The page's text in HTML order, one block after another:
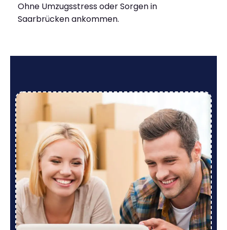
Ohne Umzugsstress oder Sorgen in
Saarbrücken ankommen.